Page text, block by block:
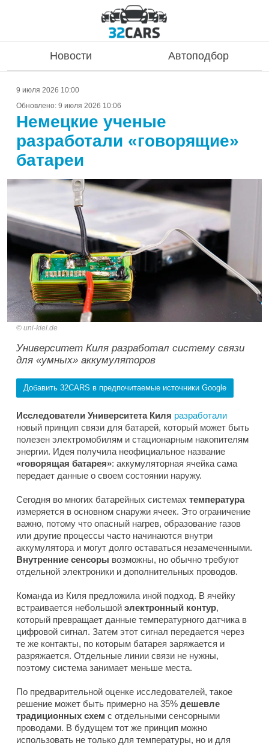
Новости Автоподбор
9 июля 2026 10:00
Обновлено: 9 июля 2026 10:06
Немецкие ученые
разработали «говорящие»
батареи
uni-kiel.de
Университет Киля разработал систему связи
для «умных» аккумуляторов
Добавить 32CARS в предпочитаемые источники Google
Исследователи Университета Киля разработали
новый принцип связи для батарей, который может быть
полезен электромобилям и стационарным накопителям
энергии. Идея получила неофициальное название
«говорящая батарея»: аккумуляторная ячейка сама
передает данные о своем состоянии наружу.
Сегодня во многих батарейных системах температура
измеряется в основном снаружи ячеек. Это ограничение
важно, потому что опасный нагрев, образование газов
или другие процессы часто начинаются внутри
аккумулятора и могут долго оставаться незамеченными.
Внутренние сенсоры возможны, но обычно требуют
отдельной электроники и дополнительных проводов.
Команда из Киля предложила иной подход. В ячейку
встраивается небольшой электронный контур,
который превращает данные температурного датчика в
цифровой сигнал. Затем этот сигнал передается через
те же контакты, по которым батарея заряжается и
разряжается. Отдельные линии связи не нужны,
поэтому система занимает меньше места.
По предварительной оценке исследователей, такое
решение может быть примерно на 35% дешевле
традиционных схем с отдельными сенсорными
проводами. В будущем тот же принцип можно
использовать не только для температуры, но и для